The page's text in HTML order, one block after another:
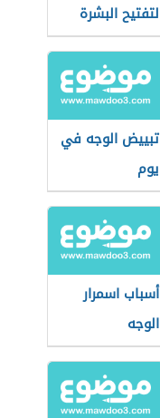
لتفتيح البشرة
تبييض الوجه في
يوم
أسباب اسمرار
الوجه